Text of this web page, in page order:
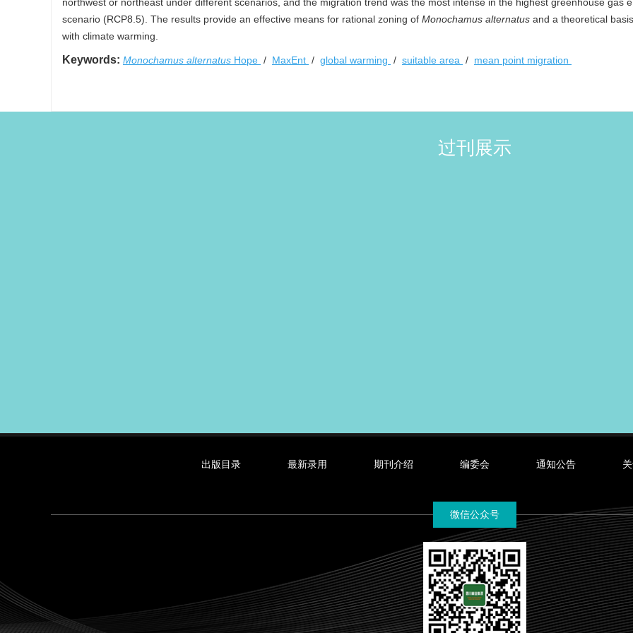
scenario (RCP8.5). The results provide an effective means for rational zoning of Monochamus alternatus and a theoretical
with climate warming.
Keywords: Monochamus alternatus Hope / MaxEnt / global warming / suitable area / mean point migration
过刊展示
出版目录 最新录用 期刊介绍 编委会 通知公告
微信公众号